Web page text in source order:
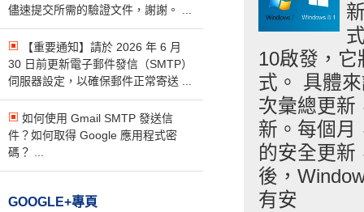
儘速提交所需的驗證文件，謝謝。 ...
【重要通知】請於 2026 年 6 月
30 日前更新電子郵件發信（SMTP）
伺服器設定，以確保郵件正常寄送 ...
如何使用 Gmail SMTP 發送信
件？如何取得 Google 應用程式密
碼？ ...
GOOGLE+專頁
10啟發，
式。 具體
次彙總更新
新。每個月
的安全更新
後，
有安